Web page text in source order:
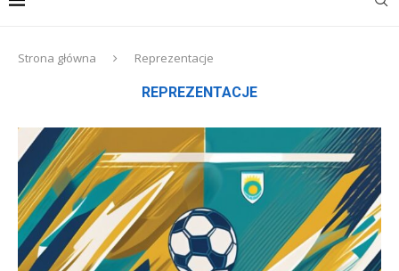
Strona główna Reprezentacje
REPREZENTACJE